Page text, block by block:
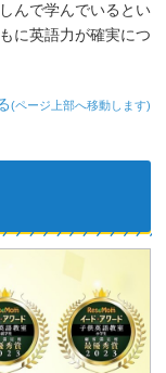
んで学んでいるとい
に英語力が確実につ
(ページ上部へ移動します)